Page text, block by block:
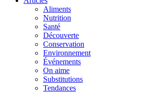
Aliments
Nutrition
Santé
Découverte
Conservation
Environnement
Événements
On aime
Substitutions
Tendances